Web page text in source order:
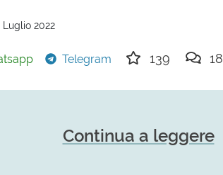
2022
Telegram 139 18
Continua a leggere